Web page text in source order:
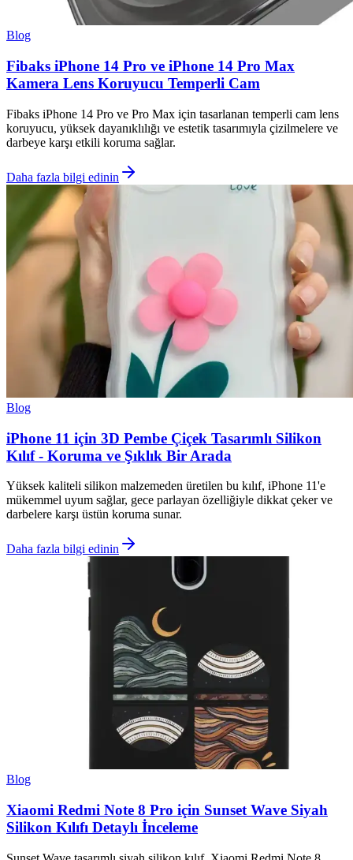
Blog
Fibaks iPhone 14 Pro ve iPhone 14 Pro Max
Kamera Lens Koruyucu Temperli Cam
Fibaks iPhone 14 Pro ve Pro Max için tasarlanan temperli cam lens
koruyucu, yüksek dayanıklılığı ve estetik tasarımıyla çizilmelere ve
darbeye karşı etkili koruma sağlar.
Daha fazla bilgi edinin
Blog
iPhone 11 için 3D Pembe Çiçek Tasarımlı Silikon
Kılıf - Koruma ve Şıklık Bir Arada
Yüksek kaliteli silikon malzemeden üretilen bu kılıf, iPhone 11'e
mükemmel uyum sağlar, gece parlayan özelliğiyle dikkat çeker ve
darbelere karşı üstün koruma sunar.
Daha fazla bilgi edinin
Blog
Xiaomi Redmi Note 8 Pro için Sunset Wave Siyah
Silikon Kılıfı Detaylı İnceleme